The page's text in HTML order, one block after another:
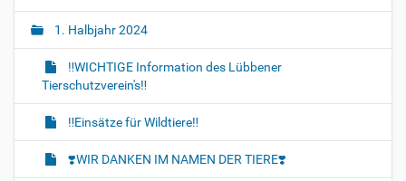
1. Halbjahr 2024
‼️WICHTIGE Information des Lübbener
Tierschutzverein's‼️
‼️Einsätze für Wildtiere‼️
❣️WIR DANKEN IM NAMEN DER TIERE❣️